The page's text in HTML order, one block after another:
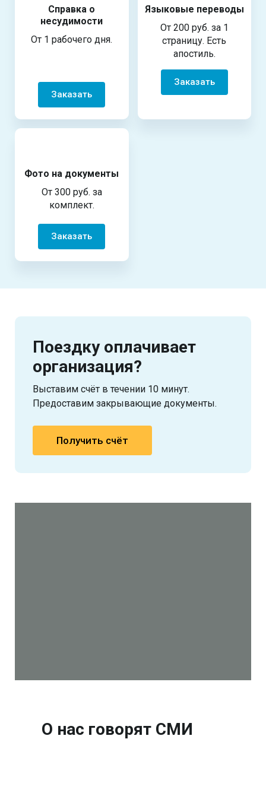
Справка о
несудимости
От 1 рабочего дня.
Заказать
Языковые переводы
От 200 руб. за 1
страницу. Есть
апостиль.
Заказать
Фото на документы
От 300 руб. за
комплект.
Заказать
Поездку оплачивает
организация?
Выставим счёт в течении 10 минут.
Предоставим закрывающие документы.
Получить счёт
О нас говорят СМИ